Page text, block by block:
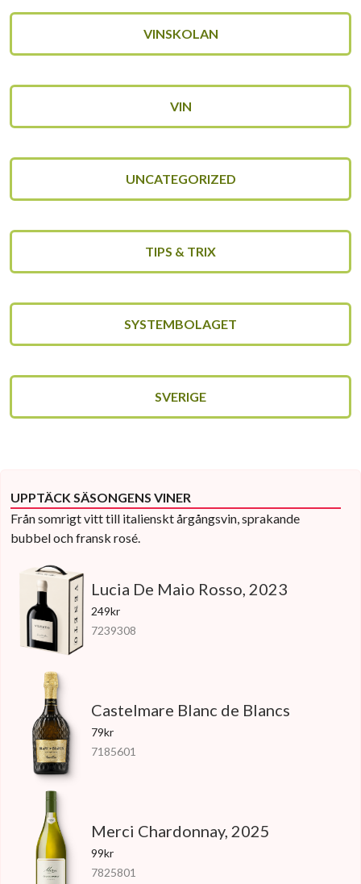
VINSKOLAN
VIN
UNCATEGORIZED
TIPS & TRIX
SYSTEMBOLAGET
SVERIGE
UPPTÄCK SÄSONGENS VINER
Från somrigt vitt till italienskt årgångsvin, sprakande
bubbel och fransk rosé.
Lucia De Maio Rosso, 2023
249kr
7239308
Castelmare Blanc de Blancs
79kr
7185601
Merci Chardonnay, 2025
99kr
7825801